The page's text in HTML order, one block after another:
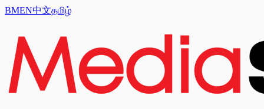
BMEN中文தமிழ்